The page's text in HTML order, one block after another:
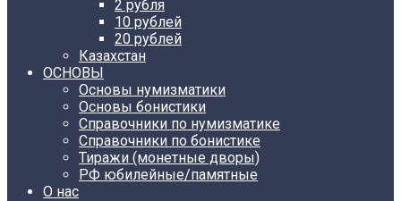
2 рубля
10 рублей
20 рублей
Казахстан
ОСНОВЫ
Основы нумизматики
Основы бонистики
Справочники по нумизматике
Справочники по бонистике
Тиражи (монетные дворы)
РФ юбилейные/памятные
О нас